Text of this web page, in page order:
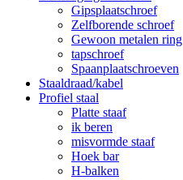
Gipsplaatschroef
Zelfborende schroef
Gewoon metalen ring
tapschroef
Spaanplaatschroeven
Staaldraad/kabel
Profiel staal
Platte staaf
ik beren
misvormde staaf
Hoek bar
H-balken